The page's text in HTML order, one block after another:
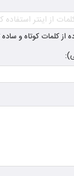
از کلمات کوتاه و